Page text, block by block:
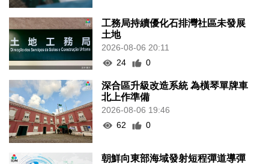
工務局持續優化石排灣社區未發展
土地
2026-08-06 20:11
24
0
深合區升級改造系統 為橫琴單牌車
北上作準備
2026-08-06 19:46
62
0
朝鮮向東部海域發射短程彈道導彈